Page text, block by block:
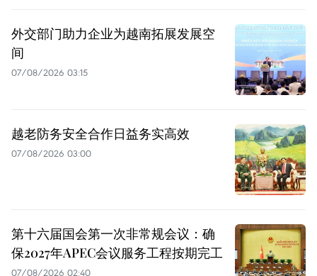
外交部门助力企业为越南拓展发展空
间
07/08/2026 03:15
越老防务安全合作日益务实高效
07/08/2026 03:00
第十六届国会第一次非常规会议：确
保2027年APEC会议服务工程按期完工
07/08/2026 02:40